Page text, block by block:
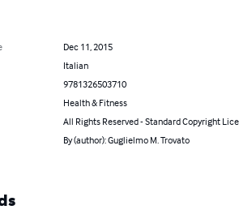
Dec 11, 2015
Italian
9781326503710
Health & Fitness
All Rights Reserved - Standard Copyright
By (author): Guglielmo M. Trovato